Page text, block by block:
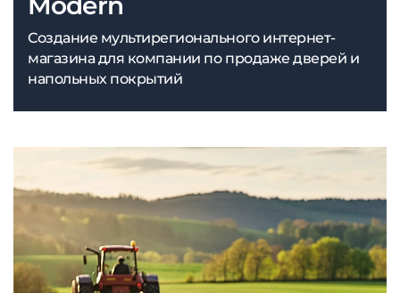
Создание мультирегионального интернет-
магазина для компании по продаже дверей и
напольных покрытий